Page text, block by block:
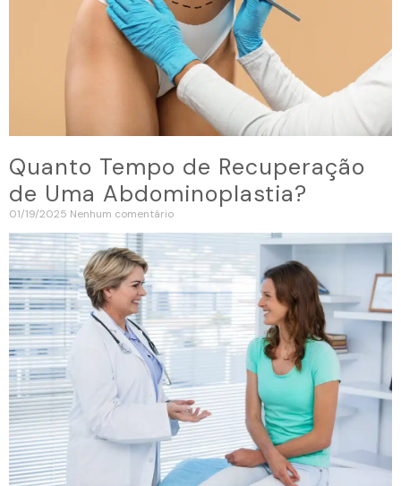
Quanto Tempo de Recuperação
de Uma Abdominoplastia?
01/19/2025 Nenhum comentário